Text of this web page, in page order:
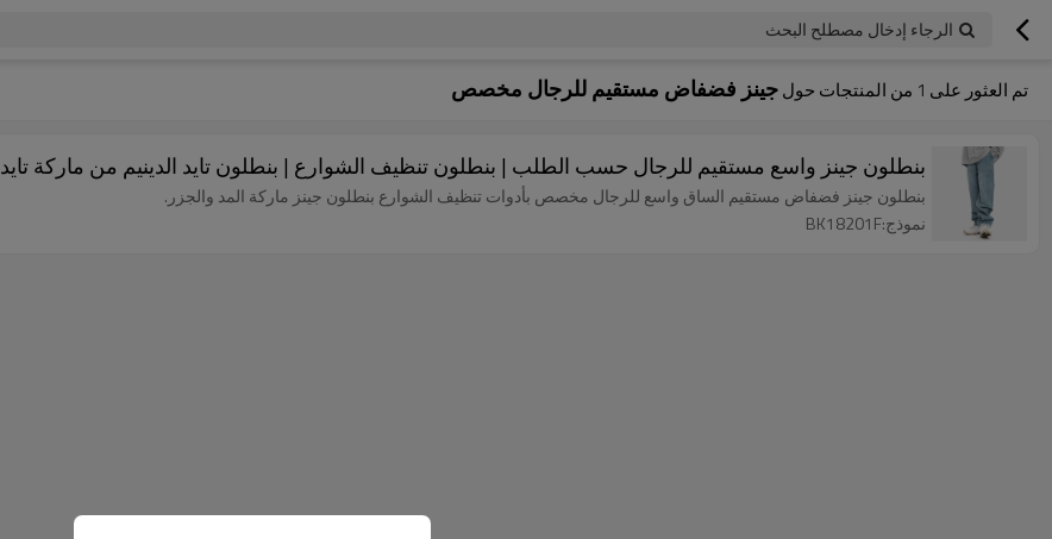
الرجاء إدخال مصطلح البحث
تم العثور على 1 من المنتجات حولجينز فضفاض مستقيم للرجال مخصص
بنطلون جينز واسع مستقيم للرجال حسب الطلب | بنطلون تنظيف الشوارع | بنطلون تايد الدينيم من ماركة تايد
بنطلون جينز فضفاض مستقيم الساق واسع للرجال مخصص بأدوات تنظيف الشوارع بنطلون جينز ماركة المد والجزر.
نموذج:BK18201F